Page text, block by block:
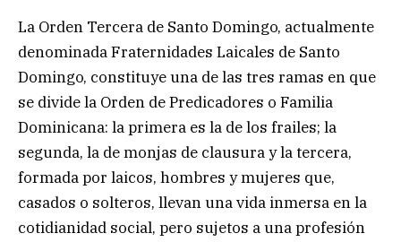
La Orden Tercera de Santo Domingo, actualmente
denominada Fraternidades Laicales de Santo
Domingo, constituye una de las tres ramas en que
se divide la Orden de Predicadores o Familia
Dominicana: la primera es la de los frailes; la
segunda, la de monjas de clausura y la tercera,
formada por laicos, hombres y mujeres que,
casados o solteros, llevan una vida inmersa en la
cotidianidad social, pero sujetos a una profesión